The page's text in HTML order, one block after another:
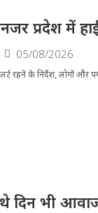
प्रदेश में
05/08/2026
के निर्देश, लोगों और
दिन भी